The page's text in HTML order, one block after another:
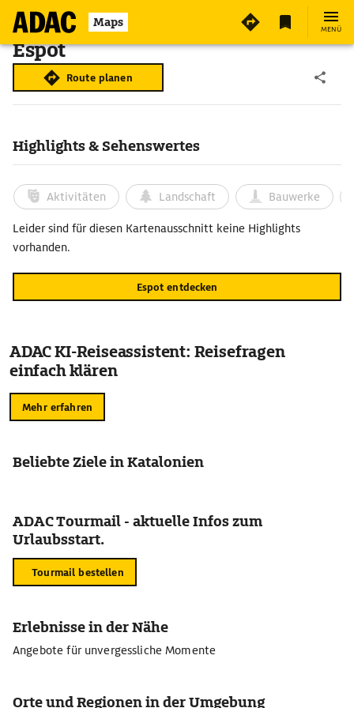
Maps MENÜ
Espot
Route planen
Highlights & Sehenswertes
Aktivitäten Landschaft Bauwerke
Leider sind für diesen Kartenausschnitt keine Highlights
vorhanden.
Espot entdecken
ADAC KI-Reiseassistent: Reisefragen
einfach klären
Mehr erfahren
Beliebte Ziele in Katalonien
ADAC Tourmail - aktuelle Infos zum
Urlaubsstart.
Tourmail bestellen
Erlebnisse in der Nähe
Angebote für unvergessliche Momente
Orte und Regionen in der Umgebung